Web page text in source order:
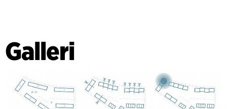
Galleri